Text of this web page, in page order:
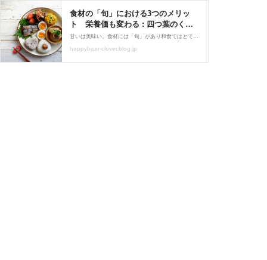
食材の「旬」における3つのメリッ
ト 栄養価も変わる : 四つ葉のくま
さんの癒しのお花、時々お料理日記 甘いは美味い。食材には「旬」があり和食ではとても大切にされてきました。「旬」には大きく分けて3つのメリットがあります。「旬」の食材がわかるカレンダーなど「旬」を楽しむための解説をしています。
happybear-clover.blog.jp